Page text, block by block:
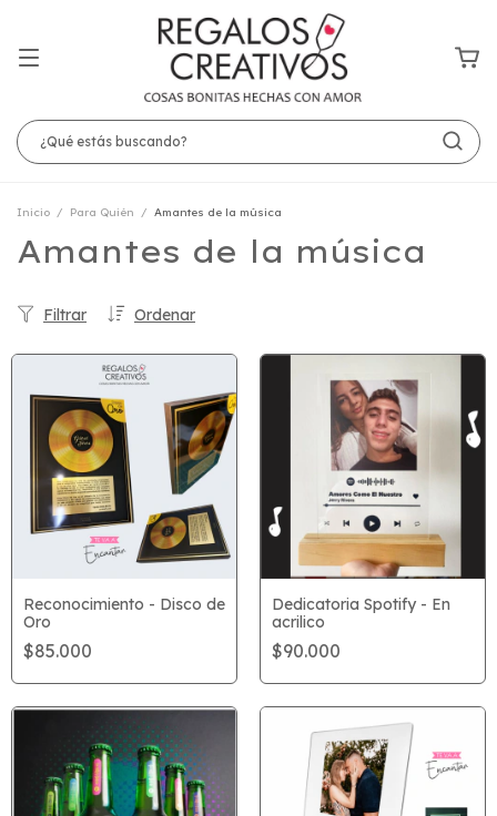
Inicio / Para Quién / Amantes de la música
Amantes de la música
Ordenar
Filtrar
Reconocimiento - Disco de
Oro
$85.000
Dedicatoria Spotify - En
acrilico
$90.000